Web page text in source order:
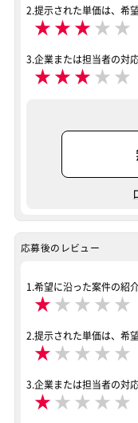
2.提示された単価は、希
★ ★ ★ ★ ★
3.企業または担当者の対
★ ★ ★ ★ ★
応募後のレビュー
1.希望に沿った案件の紹
★ ★ ★ ★ ★
2.提示された単価は、希
★ ★ ★ ★ ★
3.企業または担当者の対
★ ★ ★ ★ ★